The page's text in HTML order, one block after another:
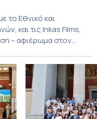
το Εθνικό και
και τις Inkas Films,
– αφιέρωμα στον
«Η
διοργανώθηκε στο
Σπετσών και του